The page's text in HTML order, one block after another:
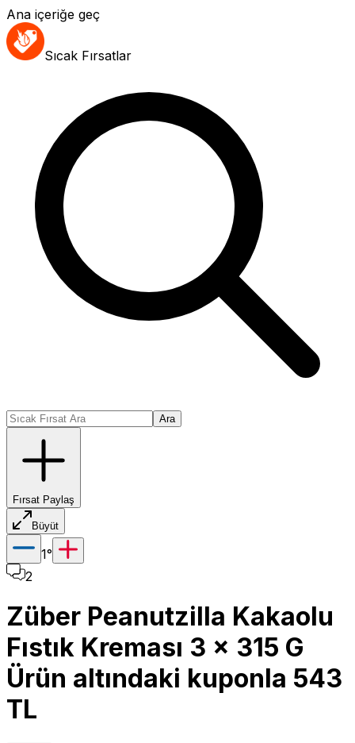
Ana içeriğe geç
Sıcak Fırsatlar
Ara
Fırsat Paylaş
Büyüt
1°
2
Züber Peanutzilla Kakaolu
Fıstık Kreması 3 x 315 G
Ürün altındaki kuponla 543
TL